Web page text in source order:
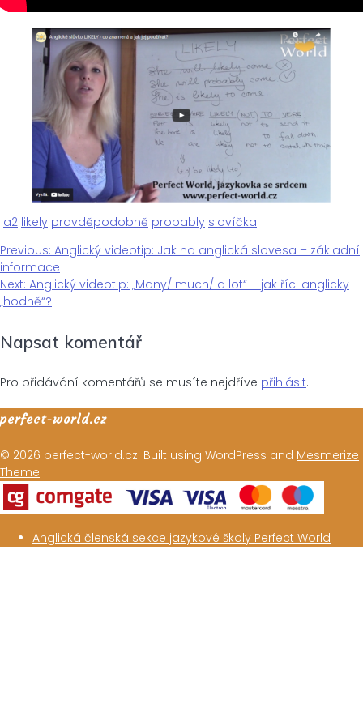
a2 likely pravděpodobně probably slovíčka
Navigace
pro
příspěvek
Previous: Previous
post:
Anglický videotip: Jak na anglická slovesa – základní
informace
Next: Next
post:
Anglický videotip: „Many/ much/ a lot“ – jak říci anglicky
„hodně“?
Napsat komentář
Pro přidávání komentářů se musíte nejdříve přihlásit.
perfect-world.cz
© 2026 perfect-world.cz. Built using WordPress and Mesmerize
Theme.
Anglická členská sekce jazykové školy Perfect World